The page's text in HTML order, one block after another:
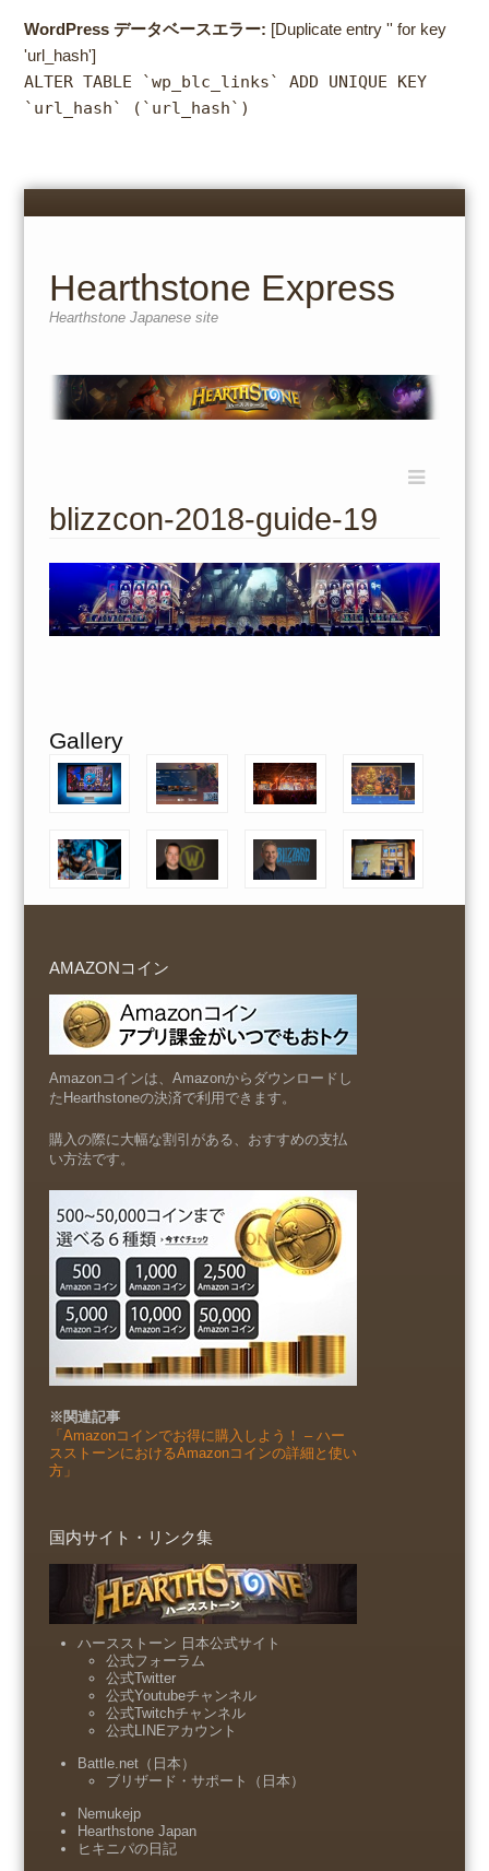
WordPress データベースエラー: [Duplicate entry '' for key
'url_hash']
ALTER TABLE `wp_blc_links` ADD UNIQUE KEY
`url_hash` (`url_hash`)
Menu
Hearthstone Express
Hearthstone Japanese site
content
blizzcon-2018-guide-19
Gallery
AMAZONコイン
Amazonコインは、Amazonからダウンロードし
たHearthstoneの決済で利用できます。
購入の際に大幅な割引がある、おすすめの支払
い方法です。
※関連記事
「Amazonコインでお得に購入しよう！ – ハー
スストーンにおけるAmazonコインの詳細と使い
方」
国内サイト・リンク集
ハースストーン 日本公式サイト
公式フォーラム
公式Twitter
公式Youtubeチャンネル
公式Twitchチャンネル
公式LINEアカウント
Battle.net（日本）
ブリザード・サポート（日本）
Nemukejp
Hearthstone Japan
ヒキニパの日記